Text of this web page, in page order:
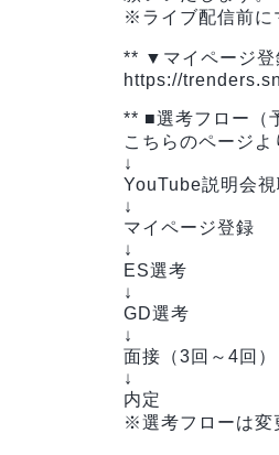
※ライブ配信前に
** ▼マイページ登
https://
** ■選考フロー（
こちらのページ
↓
YouTube説明会視
↓
マイページ登録
↓
ES選考
↓
GD選考
↓
面接（3回～4回）
↓
内定
※選考フローは変